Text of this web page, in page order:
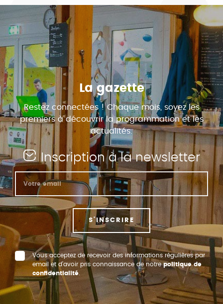
La gazette
Restez connectées ! Chaque mois, soyez les
premiers à découvrir la programmation et les
actualités.
Inscription à la newsletter
S'INSCRIRE
Vous acceptez de recevoir des informations régulières par
email et d’avoir pris connaissance de notrepolitique de
confidentialité